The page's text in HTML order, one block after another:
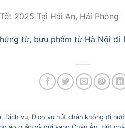
2025 Tại Hải An, Hải Phòng
từ, bưu phẩm từ Hà Nội đi
, Dịch vụ, Dịch vụ hút chân không đi